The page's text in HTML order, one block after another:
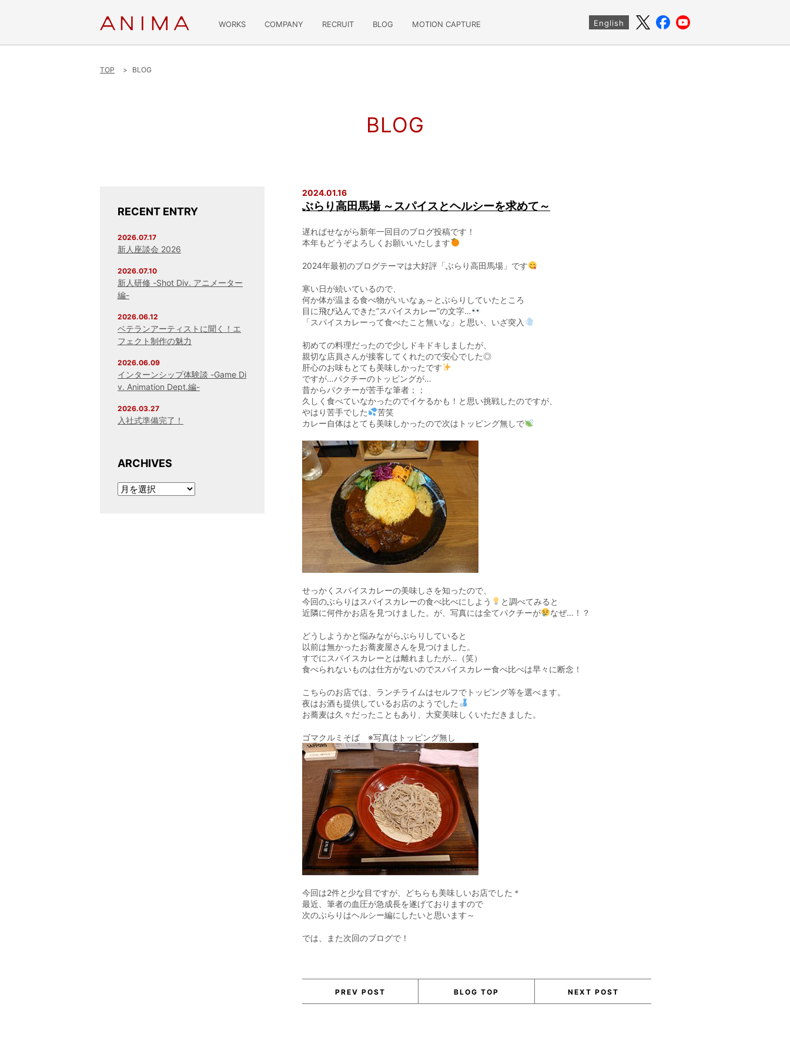
WORKS COMPANY RECRUIT BLOG MOTION CAPTURE English
TOP BLOG
BLOG
RECENT ENTRY
2026.07.17
新人座談会 2026
2026.07.10
新人研修 -Shot Div. アニメーター
編-
2026.06.12
ベテランアーティストに聞く！エ
フェクト制作の魅力
2026.06.09
インターンシップ体験談 -Game Di
v. Animation Dept.編-
2026.03.27
入社式準備完了！
ARCHIVES
2024.01.16
ぶらり高田馬場 ～スパイスとヘルシーを求めて～
遅ればせながら新年一回目のブログ投稿です！
本年もどうぞよろしくお願いいたします
2024年最初のブログテーマは大好評「ぶらり高田馬場」です
寒い日が続いているので、
何か体が温まる食べ物がいいなぁ～とぶらりしていたところ
目に飛び込んできた”スパイスカレー”の文字…
「スパイスカレーって食べたこと無いな」と思い、いざ突入
初めての料理だったので少しドキドキしましたが、
親切な店員さんが接客してくれたので安心でした◎
肝心のお味もとても美味しかったです
ですが…パクチーのトッピングが…
昔からパクチーが苦手な筆者；；
久しく食べていなかったのでイケるかも！と思い挑戦したのですが、
やはり苦手でした
苦笑
カレー自体はとても美味しかったので次はトッピング無しで
せっかくスパイスカレーの美味しさを知ったので、
今回のぶらりはスパイスカレーの食べ比べにしよう
と調べてみると
近隣に何件かお店を見つけました。が、写真には全てパクチーが
なぜ…！？
どうしようかと悩みながらぶらりしていると
以前は無かったお蕎麦屋さんを見つけました。
すでにスパイスカレーとは離れましたが…（笑）
食べられないものは仕方がないのでスパイスカレー食べ比べは早々に断念！
こちらのお店では、ランチライムはセルフでトッピング等を選べます。
夜はお酒も提供しているお店のようでした
お蕎麦は久々だったこともあり、大変美味しくいただきました。
ゴマクルミそば ※写真はトッピング無し
今回は2件と少な目ですが、どちらも美味しいお店でした＊
最近、筆者の血圧が急成長を遂げておりますので
次のぶらりはヘルシー編にしたいと思います～
では、また次回のブログで！
PREV POST BLOG TOP NEXT POST